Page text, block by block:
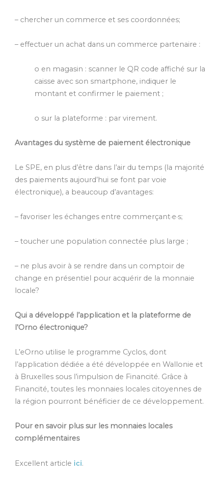
– chercher un commerce et ses coordonnées;
– effectuer un achat dans un commerce partenaire :
o en magasin : scanner le QR code affiché sur la
caisse avec son smartphone, indiquer le
montant et confirmer le paiement ;
o sur la plateforme : par virement.
Avantages du système de paiement électronique
Le SPE, en plus d’être dans l’air du temps (la majorité
des paiements aujourd’hui se font par voie
électronique), a beaucoup d’avantages:
– favoriser les échanges entre commerçant·e·s;
– toucher une population connectée plus large ;
– ne plus avoir à se rendre dans un comptoir de
change en présentiel pour acquérir de la monnaie
locale?
Qui a développé l’application et la plateforme de
l’Orno électronique?
L’eOrno utilise le programme Cyclos, dont
l’application dédiée a été développée en Wallonie et
à Bruxelles sous l’impulsion de Financité. Grâce à
Financité, toutes les monnaies locales citoyennes de
la région pourront bénéficier de ce développement.
Pour en savoir plus sur les monnaies locales
complémentaires
Excellent article ici.